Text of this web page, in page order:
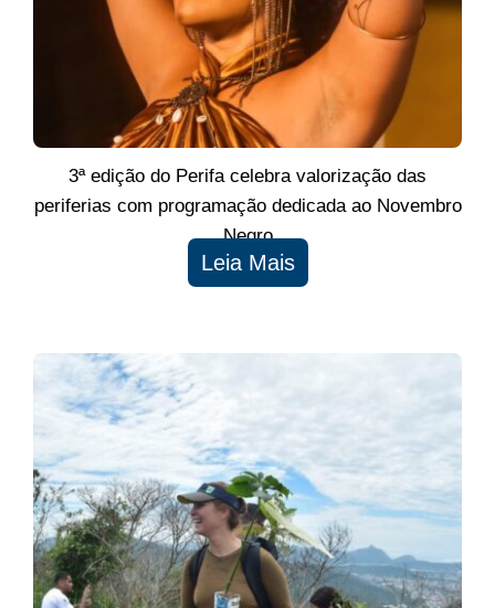
3ª edição do Perifa celebra valorização das
periferias com programação dedicada ao Novembro
Negro
Leia Mais